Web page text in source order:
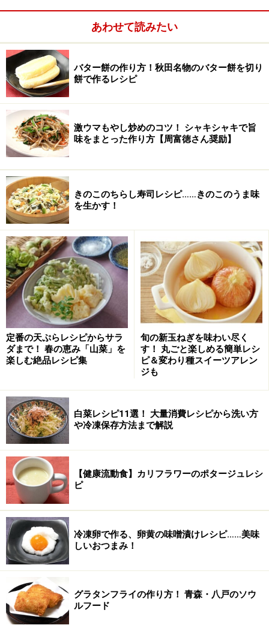
・塩.............小さじ1
少々
■作り方■
1.豆腐に軽く塩をふり、布巾で包んで軽い重しをして、
2/3位になるまで水けをきっ ておく。
2.ニンニクはみじん切り。ニラは4センチに切る。ベーコ
ンは1センチに切る。
3.にがうりは縦半分に切り、中の種をわたごとスプーン
でかき出して薄切りにし、 塩少々をふり、軽くもむ。し
んなりしてきたら軽く水洗いし水けをきる。
4.フライパンを熱し、ニンニクを炒め、香りが出たら豆
腐を手で崩しながら入れて 焼き色がつくまで炒め焼きに
する。
5.次にベーコン、にがうり、ニラを加えて炒める。
酒、塩、コショウ、しょう油で調味し、溶き卵を流し
入れて炒め合わせる。
7.削り節を加え、ごま油を鍋肌から回し入れ、大きくか
き混ぜる。
8.皿に盛り、削り節をふりかける。
※次のページでは黄金チャーハンの作り方を紹介しま
す。
※記事内容は執筆時点のものです。最新の内容をご確認くださ
い。
※衛生面および保存状態に起因して食中毒や体調不良を引き起こ
す場合があります。必ず清潔な状態で、正しい方法で行い、なる
あわせて読みたい
バター餅の作り方！秋田名物のバター餅を切り
餅で作るレシピ
激ウマもやし炒めのコツ！ シャキシャキで旨
味をまとった作り方【周富徳さん奨励】
きのこのちらし寿司レシピ……きのこのうま味
を生かす！
定番の天ぷらレシピからサラ
ダまで！ 春の恵み「山菜」を
楽しむ絶品レシピ集
旬の新玉ねぎを味わい尽く
す！ 丸ごと楽しめる簡単レシ
ピ＆変わり種スイーツアレン
ジも
白菜レシピ11選！ 大量消費レシピから洗い方
や冷凍保存方法まで解説
【健康流動食】カリフラワーのポタージュレシ
ピ
冷凍卵で作る、卵黄の味噌漬けレシピ……美味
しいおつまみ！
グラタンフライの作り方！ 青森・八戸のソウ
ルフード